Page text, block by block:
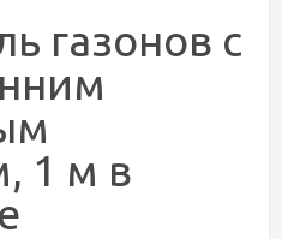
газонов с
1 м в